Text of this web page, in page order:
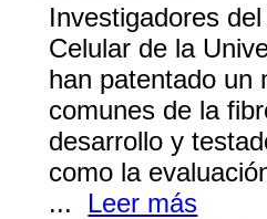
Investigadores
Celular de la
han patentado un
comunes de la
desarrollo y
como la
... Leer más